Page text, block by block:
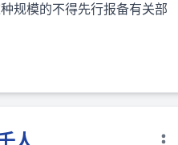
规模的不得先行报备有关部